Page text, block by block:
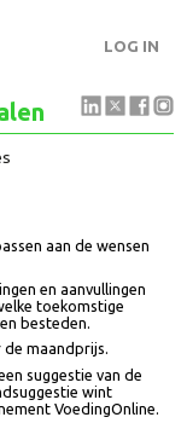
LOG IN
aan de wensen
en aanvullingen
welke toekomstige
besteden.
de maandprijs.
een suggestie van de
wint